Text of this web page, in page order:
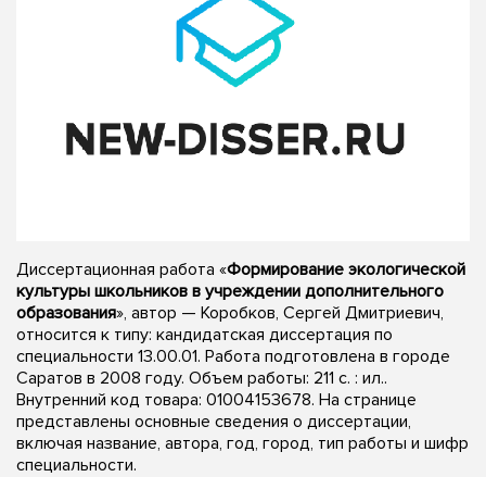
Диссертационная работа «Формирование экологической
культуры школьников в учреждении дополнительного
образования», автор — Коробков, Сергей Дмитриевич,
относится к типу: кандидатская диссертация по
специальности 13.00.01. Работа подготовлена в городе
Саратов в 2008 году. Объем работы: 211 с. : ил..
Внутренний код товара: 01004153678. На странице
представлены основные сведения о диссертации,
включая название, автора, год, город, тип работы и шифр
специальности.